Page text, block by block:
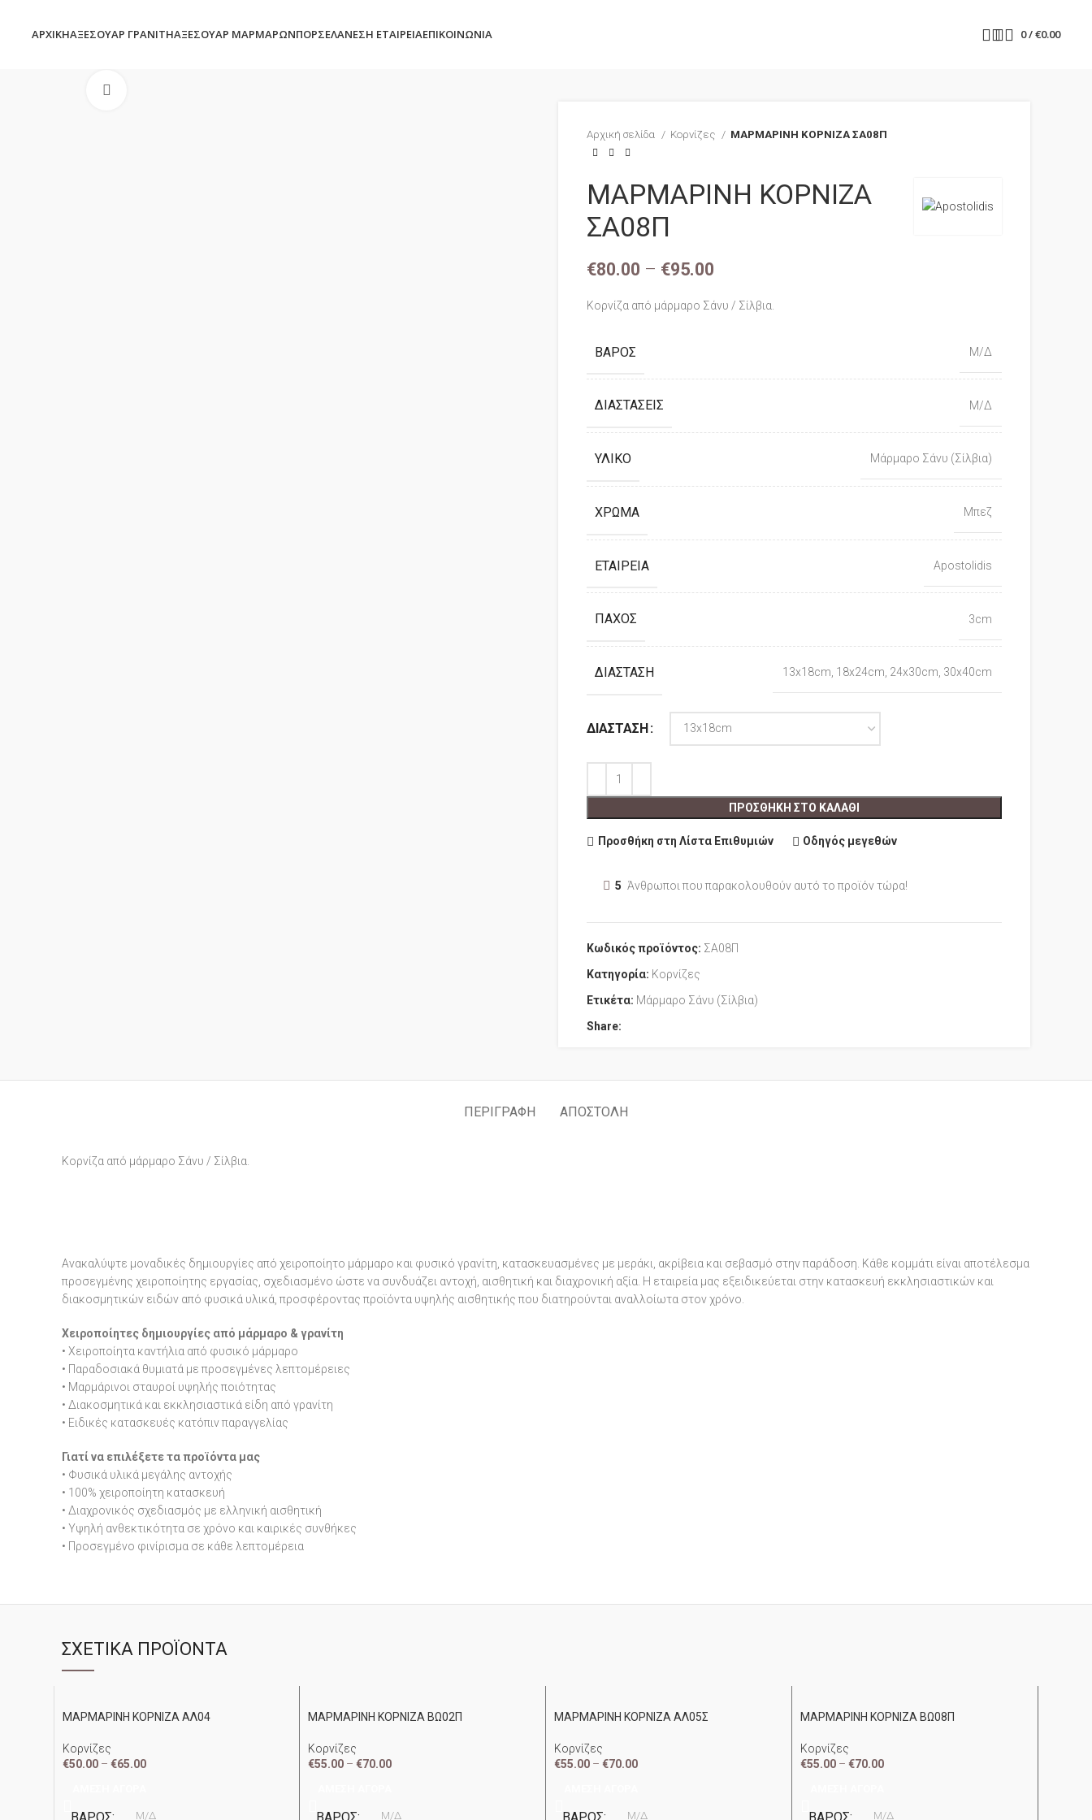
ΑΡΧΙΚΉΑΞΕΣΟΥΆΡ ΓΡΑΝΊΤΗΑΞΕΣΟΥΆΡ ΜΑΡΜΆΡΩΝΠΟΡΣΕΛΆΝΕΣΗ ΕΤΑΙΡΕΊΑΕΠΙΚΟΙΝΩΝΊΑ 0/€0.00
Αρχική σελίδα Κορνίζες ΜΑΡΜΑΡΙΝΗ ΚΟΡΝΙΖΑ ΣΑ08Π
ΜΑΡΜΑΡΙΝΗ ΚΟΡΝΙΖΑ
ΣΑ08Π
€80.00 – €95.00
Κορνίζα από μάρμαρο Σάνυ / Σίλβια.
ΒΆΡΟΣ Μ/Δ
ΔΙΑΣΤΆΣΕΙΣ Μ/Δ
ΥΛΙΚΌ Μάρμαρο Σάνυ (Σίλβια)
ΧΡΏΜΑ Μπεζ
ΕΤΑΙΡΕΊΑ Apostolidis
ΠΆΧΟΣ 3cm
ΔΙΆΣΤΑΣΗ 13x18cm, 18x24cm, 24x30cm, 30x40cm
ΔΙΆΣΤΑΣΗ
ΠΡΟΣΘΉΚΗ ΣΤΟ ΚΑΛΆΘΙ
Προσθήκη στη Λίστα Επιθυμιών Οδηγός μεγεθών
5 Άνθρωποι που παρακολουθούν αυτό το προϊόν τώρα!
Κωδικός προϊόντος: ΣΑ08Π
Κατηγορία: Κορνίζες
Ετικέτα: Μάρμαρο Σάνυ (Σίλβια)
Share:
ΠΕΡΙΓΡΑΦΉ ΑΠΟΣΤΟΛΉ
Κορνίζα από μάρμαρο Σάνυ / Σίλβια.
Ανακαλύψτε μοναδικές δημιουργίες από χειροποίητο μάρμαρο και φυσικό γρανίτη, κατασκευασμένες με μεράκι, ακρίβεια και σεβασμό στην παράδοση. Κάθε κομμάτι είναι αποτέλεσμα
προσεγμένης χειροποίητης εργασίας, σχεδιασμένο ώστε να συνδυάζει αντοχή, αισθητική και διαχρονική αξία. Η εταιρεία μας εξειδικεύεται στην κατασκευή εκκλησιαστικών και
διακοσμητικών ειδών από φυσικά υλικά, προσφέροντας προϊόντα υψηλής αισθητικής που διατηρούνται αναλλοίωτα στον χρόνο.
Χειροποίητες δημιουργίες από μάρμαρο & γρανίτη
• Χειροποίητα καντήλια από φυσικό μάρμαρο
• Παραδοσιακά θυμιατά με προσεγμένες λεπτομέρειες
• Μαρμάρινοι σταυροί υψηλής ποιότητας
• Διακοσμητικά και εκκλησιαστικά είδη από γρανίτη
• Ειδικές κατασκευές κατόπιν παραγγελίας
Γιατί να επιλέξετε τα προϊόντα μας
• Φυσικά υλικά μεγάλης αντοχής
• 100% χειροποίητη κατασκευή
• Διαχρονικός σχεδιασμός με ελληνική αισθητική
• Υψηλή ανθεκτικότητα σε χρόνο και καιρικές συνθήκες
• Προσεγμένο φινίρισμα σε κάθε λεπτομέρεια
ΣΧΕΤΙΚΆ ΠΡΟΪΌΝΤΑ
ΜΑΡΜΑΡΙΝΗ ΚΟΡΝΙΖΑ ΑΛ04
Κορνίζες
€50.00 – €65.00
ΒΆΡΟΣ Μ/Δ
ΜΑΡΜΑΡΙΝΗ ΚΟΡΝΙΖΑ ΒΩ02Π
Κορνίζες
€55.00 – €70.00
ΒΆΡΟΣ Μ/Δ
ΜΑΡΜΑΡΙΝΗ ΚΟΡΝΙΖΑ ΑΛ05Σ
Κορνίζες
€55.00 – €70.00
ΒΆΡΟΣ Μ/Δ
ΜΑΡΜΑΡΙΝΗ ΚΟΡΝΙΖΑ ΒΩ08Π
Κορνίζες
€55.00 – €70.00
ΒΆΡΟΣ Μ/Δ